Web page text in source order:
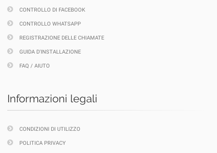
CONTROLLO DI FACEBOOK
CONTROLLO WHATSAPP
REGISTRAZIONE DELLE CHIAMATE
GUIDA D'INSTALLAZIONE
FAQ / AIUTO
Informazioni legali
CONDIZIONI DI UTILIZZO
POLITICA PRIVACY